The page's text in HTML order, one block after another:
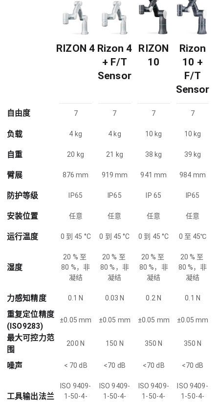
RIZON 4 Rizon 4
+ F/T
Sensor
RIZON
10
Rizon
10 +
F/T
Sensor
自由度 7 7 7 7
负载 4 kg 4 kg 10 kg 10 kg
自重 20 kg 21 kg 38 kg 39 kg
臂展 876 mm 919 mm 941 mm 984 mm
防护等级 IP65 IP65 IP 65 IP65
安装位置 任意 任意 任意 任意
运行温度 0 到 45 °C 0 到 45 °C 0 到 45 °C 0 至 45℃
湿度
20 % 至
80 %，非
凝结
20 % 至
80 %，非
凝结
20 % 至
80 %，非
凝结
20 % 至
80 %，非
凝结
力感知精度 0.1 N 0.03 N 0.2 N 0.1 N
重复定位精度
(ISO9283)
±0.05 mm ±0.05 mm ±0.05 mm ±0.05 mm
最大可控力范
围
200 N 150 N 350 N 350 N
噪声 < 70 dB <70 dB <70 dB <70 dB
工具输出法兰
ISO 9409-
1-50-4-
ISO 9409-
1-50-4-
ISO 9409-
1-50-4-
ISO 9409-
1-50-4-